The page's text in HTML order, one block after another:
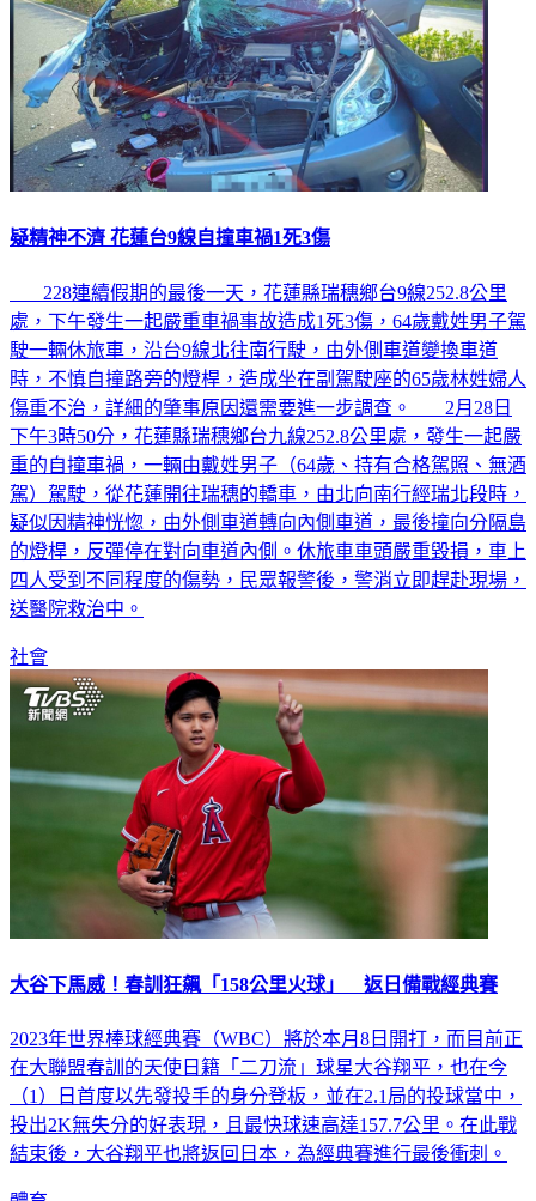
疑精神不濟 花蓮台9線自撞車禍1死3傷
228連續假期的最後一天，花蓮縣瑞穗鄉台9線252.8公里
處，下午發生一起嚴重車禍事故造成1死3傷，64歲戴姓男子駕
駛一輛休旅車，沿台9線北往南行駛，由外側車道變換車道
時，不慎自撞路旁的燈桿，造成坐在副駕駛座的65歲林姓婦人
傷重不治，詳細的肇事原因還需要進一步調查。 2月28日
下午3時50分，花蓮縣瑞穗鄉台九線252.8公里處，發生一起嚴
重的自撞車禍，一輛由戴姓男子（64歲、持有合格駕照、無酒
駕）駕駛，從花蓮開往瑞穗的轎車，由北向南行經瑞北段時，
疑似因精神恍惚，由外側車道轉向內側車道，最後撞向分隔島
的燈桿，反彈停在對向車道內側。休旅車車頭嚴重毀損，車上
四人受到不同程度的傷勢，民眾報警後，警消立即趕赴現場，
送醫院救治中。
社會
大谷下馬威！春訓狂飆「158公里火球」 返日備戰經典賽
2023年世界棒球經典賽（WBC）將於本月8日開打，而目前正
在大聯盟春訓的天使日籍「二刀流」球星大谷翔平，也在今
（1）日首度以先發投手的身分登板，並在2.1局的投球當中，
投出2K無失分的好表現，且最快球速高達157.7公里。在此戰
結束後，大谷翔平也將返回日本，為經典賽進行最後衝刺。